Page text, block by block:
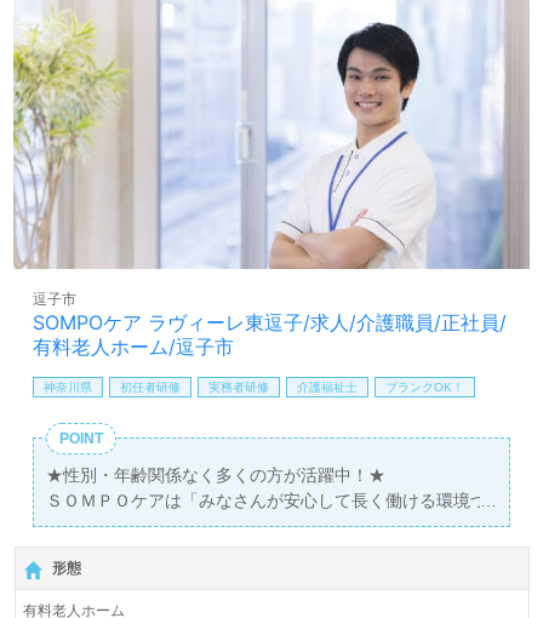
看護助手や介護職経験のある方はもちろん、これから介護
職を目指される方も幅広く募集します。就職後『ご利用者
様からのありがとうが原動力です。働く喜びがここにはあ
ります！』等のお声も届く事業所様です。手厚いOJT/それ
ぞれの成長に沿った研修プログラム、自分の気持ちが伝え
やすい環境面も嬉しいポイント！『ご利用者様お一人おひ
とりに寄り添いたい』『介護知識や技術力を高めたい、働
きがいを感じながら仕事をしたい』『転職でキャリアチェ
ンジを実現したい、施設形態や環境を変えて働きたい』等
の方も大歓迎です！求人詳細等、担当コンサルタントより
ご案内します。お問い合わせも遠慮なくお願いします。
医療/福祉業界の正社員/パート求人探しは【ウィルオブ介
護】＊求人情報収集、将来的に検討の方も遠慮なく＊
相談可能です。転職相談、求人紹介、年収交渉など完全無
あり！＞"転職支援"のプロと一緒に転職活動！お問い合わ
せお待ちしております。
保育手当：10,000円（規定あり）
有給取得促進手当
賞与（年2回）
昇給（年1回、定期昇給、昇格による基本給アップあり）
SOMPOケア ラヴィーレ東逗子/求人/介護職員/正社員/
有料老人ホーム/逗子市
逗子市
神奈川県 初任者研修 実務者研修 介護福祉士 ブランクOK！
POINT
★性別・年齢関係なく多くの方が活躍中！★
ＳＯＭＰＯケアは「みなさんが安心して長く働ける環境づ
くり」に力を入れています。
プライベートの時間も十分に確保できるので、「家族との
時間も大切にしたい」という方にもお勧めです！
形態
有料老人ホーム